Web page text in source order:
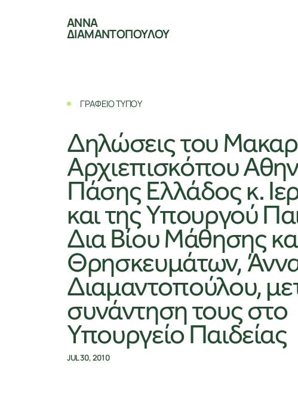
ΑΝΝΑ
ΔΙΑΜΑΝΤΟΠΟΥΛΟΥ
ΓΡΑΦΕΙΟ ΤΥΠΟΥ
Δηλώσεις του
Αρχιεπισκόπου
Πάσης Ελλάδος κ.
και της Υπουργού
Δια Βίου Μάθησης
Θρησκευμάτων,
Διαμαντοπούλου,
συνάντηση τους στο
Υπουργείο Παιδείας
JUL 30, 2010